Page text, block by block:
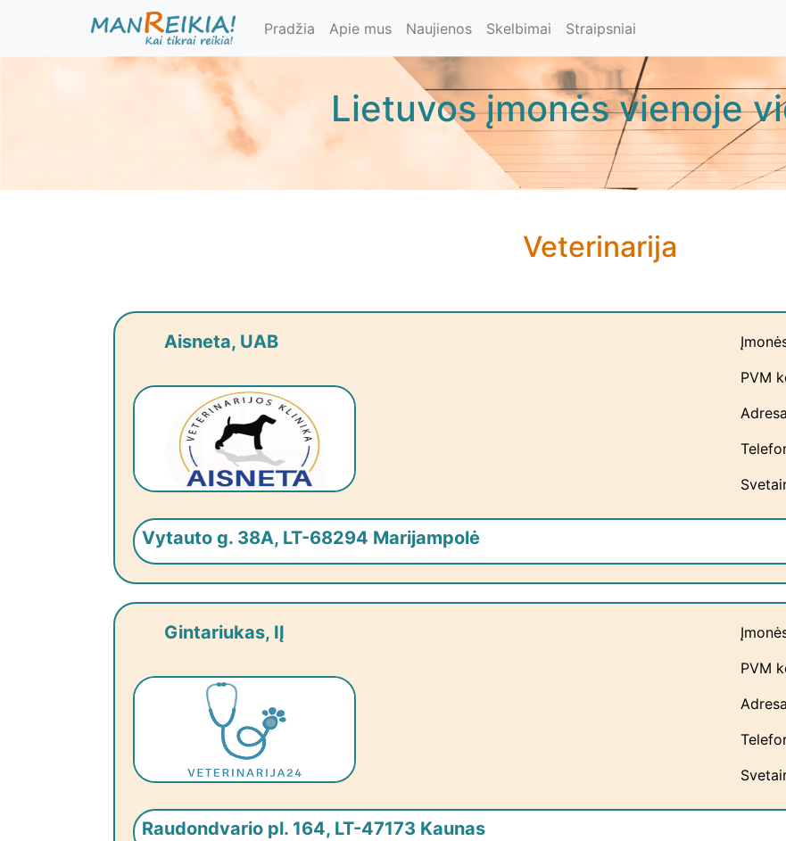
pagrindinį
Pradžia Apie mus Naujienos Skelbimai Straipsniai
Lietuvos įmonės vienoje
Veterinarija
Aisneta, UAB
PVM
Vytauto g. 38A, LT-68294 Marijampolė
Gintariukas, IĮ
PVM
Raudondvario pl. 164, LT-47173 Kaunas